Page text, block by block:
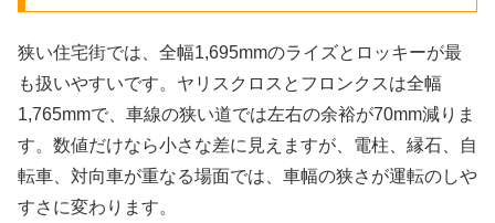
狭い住宅街では、全幅1,695mmのライズとロッキーが最
も扱いやすいです。ヤリスクロスとフロンクスは全幅
1,765mmで、車線の狭い道では左右の余裕が70mm減りま
す。数値だけなら小さな差に見えますが、電柱、縁石、自
転車、対向車が重なる場面では、車幅の狭さが運転のしや
すさに変わります。